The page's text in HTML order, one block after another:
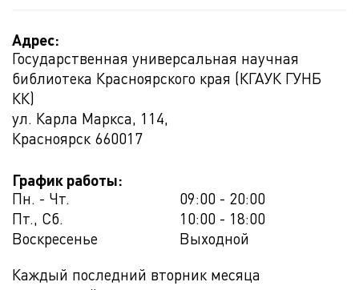
Адрес:
Государственная универсальная научная
библиотека Красноярского края (КГАУК ГУНБ
КК)
ул. Карла Маркса, 114,
Красноярск 660017
График работы:
Пн. - Чт.
09:00 - 20:00
Пт., Сб.
10:00 - 18:00
Воскресенье
Выходной
Каждый последний вторник месяца